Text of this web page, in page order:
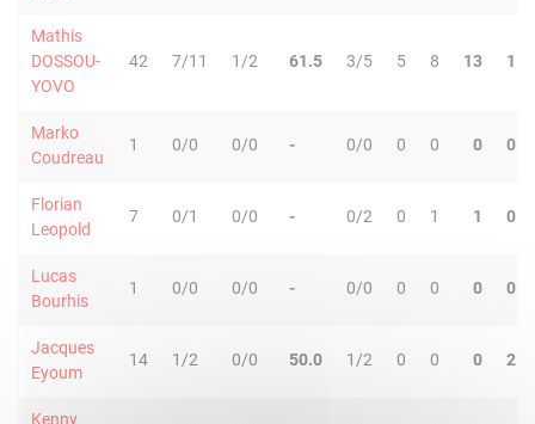
Mathis
DOSSOU-
YOVO
42 7/11 1/2 61.5 3/5 5 8 13 1
Marko
Coudreau
1 0/0 0/0 - 0/0 0 0 0 0
Florian
Leopold
7 0/1 0/0 - 0/2 0 1 1 0
Lucas
Bourhis
1 0/0 0/0 - 0/0 0 0 0 0
Jacques
Eyoum
14 1/2 0/0 50.0 1/2 0 0 0 2
Kenny